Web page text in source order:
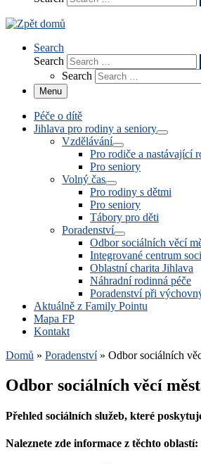
Search
Search
Search
Menu
Péče o dítě
Jihlava pro rodiny a seniory
Vzdělávání
Pro rodiče a nastávající
Pro seniory
Volný čas
Pro rodiny s dětmi
Pro seniory
Tábory pro děti
Poradenství
Odbor sociálních věcí
Integrované centrum
Oblastní charita Jihlava
Náhradní rodinná péče
Poradenství při
Aktuálně z Family Pointu
Mapa FP
Kontakt
Domů » Poradenství » Odbor sociálních
Odbor sociálních věcí
Přehled sociálních služeb, které
Naleznete zde informace z těchto oblastí: